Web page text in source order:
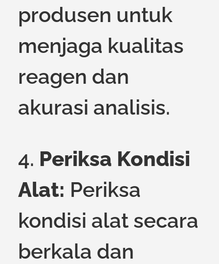
produsen untuk
menjaga kualitas
reagen dan
akurasi analisis.
4. Periksa Kondisi
Alat: Periksa
kondisi alat secara
berkala dan